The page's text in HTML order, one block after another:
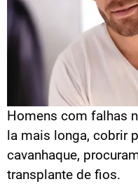
Homens com falhas
la mais longa, cobrir
cavanhaque,
transplante de fios.